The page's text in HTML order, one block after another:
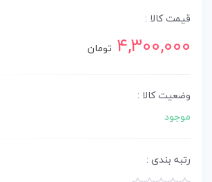
قیمت کالا :
4,300,000 تومان
وضعیت کالا :
موجود
رتبه بندی :